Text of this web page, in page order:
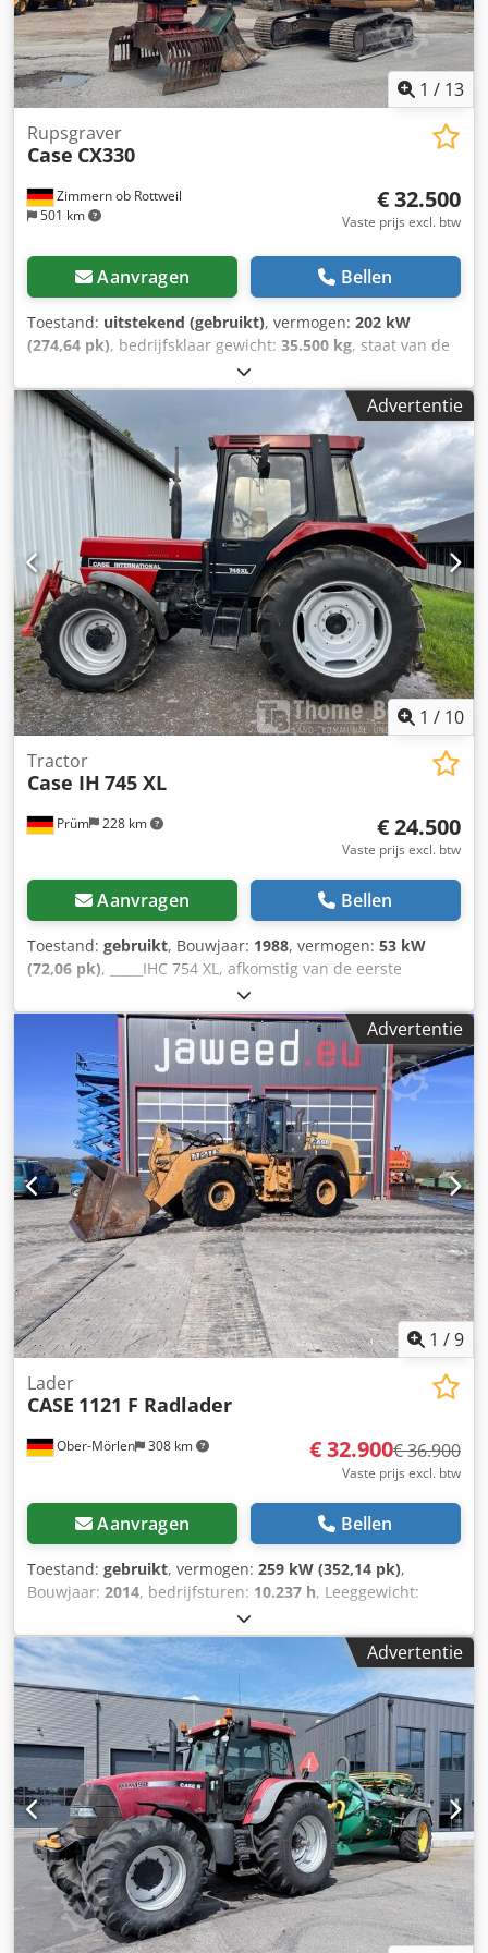
1 / 13
Zimmern ob Rottweil
501 km
Rupsgraver
Case CX330
€ 32.500
Vaste prijs excl. btw
Aanvragen Bellen
Toestand: uitstekend (gebruikt), vermogen: 202 kW
(274,64 pk), bedrijfsklaar gewicht: 35.500 kg, staat van de
2006, bedrijfsturen:
Uitrusting:airconditioning, CASE CX330 Bouwjaar: 2006
Bedrijfstijden: 9.139 uur Gesloten cabine Airconditioning
Radio Djdpfxjzp Rm Rj Anuswa Centrale smering
Standaard giek Steel: 3,30 m Volledige hydraulische
leidingen (voor hamer, grijper, schaar) Snelwisselsysteem
OQ80 1x bak – 800 mm breed 1x grijper – functioneert,
maar heeft reparatie nodig Onderstel in goede staat, circa
70% over Bodemplaten 600 mm breed Isuzu motor met
202 kW CE-keuring Transportafmetingen: 10,8 x 3 x 3,40 m
Bedrijfsgewicht: 35,5 ton.
Advertentie
1 / 10
Prüm 228 km
Tractor
Case IH 745 XL
€ 24.500
Vaste prijs excl. btw
Aanvragen Bellen
Toestand: gebruikt, Bouwjaar: 1988, vermogen: 53 kW
(72,06 pk), _____IHC 754 XL, afkomstig van de eerste
eigenaar, in uitstekende staat. Bedrijfstijden: ca. 8.600 uur.
Bouwjaar: 1988. Voorste hefinrichting. Voorste aftakas. 30
km/u versnellingsbak. Prijs: € 24.500,00 (exclusief BTW).
Locatie: null Djdpfszdmutjx Anuswa
Advertentie
1 /9
Ober-Mörlen 308 km
Lader
CASE 1121 F Radlader
€ 32.900€ 36.900
Vaste prijs excl. btw
Aanvragen Bellen
Toestand: gebruikt, vermogen: 259 kW (352,14 pk),
Bouwjaar: 2014, bedrijfsturen: 10.237 h, Leeggewicht:
27.024 kg Neem contact op met Emal Jaweed voor meer
informatie. Wiellader, Case 1121F, bouwjaar 2014,
bedrijfsuren: 10.237 h, lengte: 8.960 mm, breedte: 2.990
mm, hoogte: 3.570 mm, maximaal toegestaan
totaalgewicht: 27.024 kg, motor: Case, motorvermogen: 239
kW, airconditioning, weegsysteem, extra hydraulica,
achteruitrijcamera, automatische smering, bakafmetingen:
lengte: 1.800 mm, breedte: 3.000 mm, hoogte: 1.750 mm,
video beschikbaar. Overig: * Wij bieden meer dan 200
eenheden te koop aan. * Onze locatie ligt 30 km ten
noorden van Frankfurt/M luchthaven. * Financiering &
leasing mogelijk. * Specialist in transport & wereldwijde
verscheping. * Geen aansprakelijkheid voor druk- en
schrijffouten. Djdpfx Ansyn Nfwjuowa * Onder voorbehoud
van vergissingen en tussentijdse verkoop. * Inruil mogelijk!
Advertentie